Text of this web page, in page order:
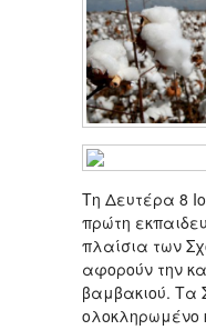
Τη Δευτέρα 8
πρώτη
πλαίσια των
αφορούν την
βαμβακιού. Τα
ολοκληρωμένο